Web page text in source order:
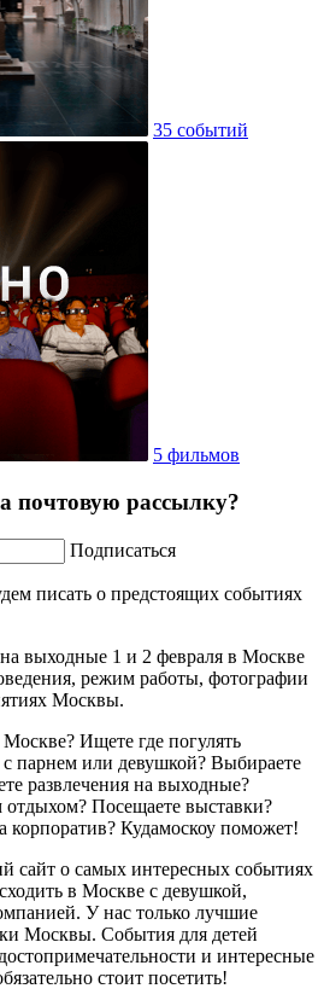
35 событий
5 фильмов
почтовую рассылку?
Подписаться
писать о предстоящих событиях
выходные 1 и 2 февраля в Москве
режим работы, фотографии
Москвы.
Ищете где погулять
с парнем или девушкой? Выбираете
развлечения на выходные?
отдыхом? Посещаете выставки?
корпоратив? Кудамоскоу поможет!
сайт о самых интересных событиях
в Москве с девушкой,
У нас только лучшие
Москвы. События для детей
и интересные
стоит посетить!